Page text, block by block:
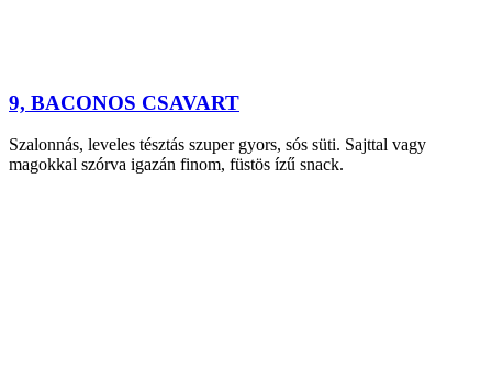
9, BACONOS CSAVART
Szalonnás, leveles tésztás szuper gyors, sós süti. Sajttal vagy
magokkal szórva igazán finom, füstös ízű snack.